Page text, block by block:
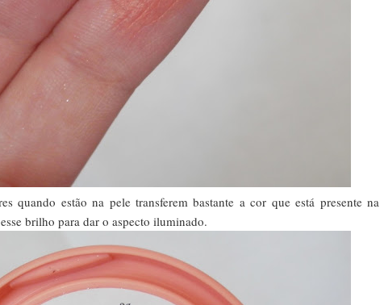
quando estão na pele transferem bastante a cor que está presente na
brilho para dar o aspecto iluminado.